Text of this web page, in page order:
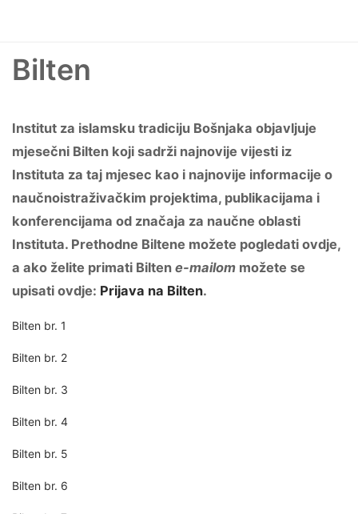
Bilten
Institut za islamsku tradiciju Bošnjaka objavljuje
mjesečni Bilten koji sadrži najnovije vijesti iz
Instituta za taj mjesec kao i najnovije informacije o
naučnoistraživačkim projektima, publikacijama i
konferencijama od značaja za naučne oblasti
Instituta. Prethodne Biltene možete pogledati ovdje,
a ako želite primati Bilten e-mailom možete se
upisati ovdje: Prijava na Bilten.
Bilten br. 1
Bilten br. 2
Bilten br. 3
Bilten br. 4
Bilten br. 5
Bilten br. 6